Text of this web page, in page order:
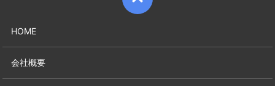
HOME
会社概要